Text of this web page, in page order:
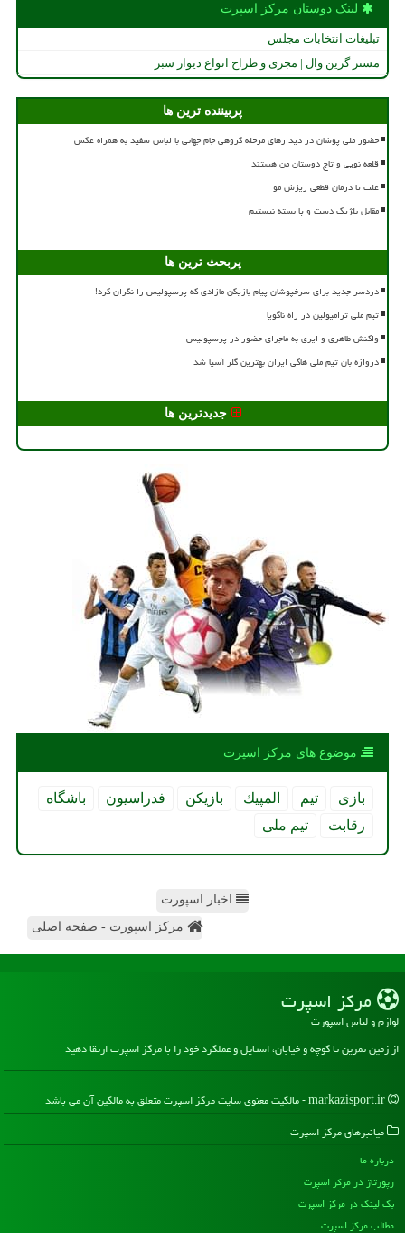
لینک دوستان مركز اسپرت
تبلیغات انتخابات مجلس
مستر گرین وال | مجری و طراح انواع دیوار سبز
پربیننده ترین ها
حضور ملی پوشان در دیدارهای مرحله گروهی جام جهانی با لباس سفید به همراه عکس
قلعه نویی و تاج دوستان من هستند
علت تا درمان قطعی ریزش مو
مقابل بلژیک دست و پا بسته نیستیم
پربحث ترین ها
دردسر جدید برای سرخپوشان پیام بازیکن مازادی که پرسپولیس را نگران کرد!
تیم ملی ترامپولین در راه ناگویا
واکنش طاهری و ایری به ماجرای حضور در پرسپولیس
دروازه بان تیم ملی هاکی ایران بهترین گلر آسیا شد
جدیدترین ها
موضوع های مركز اسپرت
بازی تیم المپیك بازیكن فدراسیون
باشگاه
رقابت
تیم ملی
اخبار اسپورت
مرکز اسپورت - صفحه اصلی
مركز اسپرت
لوازم و لباس اسپورت
از زمین تمرین تا کوچه و خیابان، استایل و عملکرد خود را با مرکز اسپرت ارتقا دهید
میانبرهای مركز اسپرت
درباره ما
رپورتاژ در مركز اسپرت
بک لینک در مركز اسپرت
مطالب مركز اسپرت